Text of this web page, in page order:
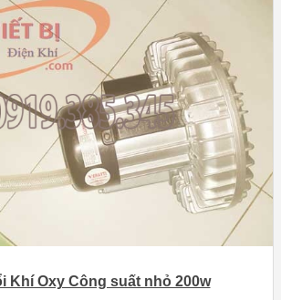
Khí Oxy Công suất nhỏ 200w